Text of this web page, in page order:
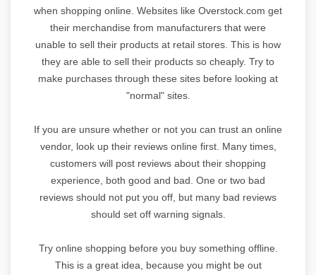
when shopping online. Websites like Overstock.com get
their merchandise from manufacturers that were
unable to sell their products at retail stores. This is how
they are able to sell their products so cheaply. Try to
make purchases through these sites before looking at
"normal" sites.
If you are unsure whether or not you can trust an online
vendor, look up their reviews online first. Many times,
customers will post reviews about their shopping
experience, both good and bad. One or two bad
reviews should not put you off, but many bad reviews
should set off warning signals.
Try online shopping before you buy something offline.
This is a great idea, because you might be out